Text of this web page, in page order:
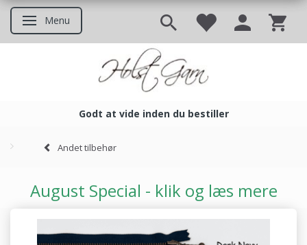
Skifte navigation
Menu
Godt at vide inden du bestiller
Andet tilbehør
August Special - klik og læs mere